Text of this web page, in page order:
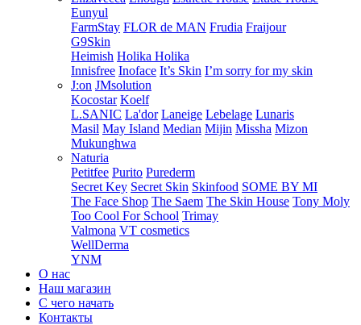
Eunyul
FarmStay FLOR de MAN Frudia Fraijour
G9Skin
Heimish Holika Holika
Innisfree Inoface It’s Skin I’m sorry for my skin
J:on JMsolution
Kocostar Koelf
L.SANIC La'dor Laneige Lebelage Lunaris
Masil May Island Median Mijin Missha Mizon
Mukunghwa
Naturia
Petitfee Purito Purederm
Secret Key Secret Skin Skinfood SOME BY MI
The Face Shop The Saem The Skin House Tony Moly
Too Cool For School Trimay
Valmona VT cosmetics
WellDerma
YNM
О нас
Наш магазин
С чего начать
Контакты